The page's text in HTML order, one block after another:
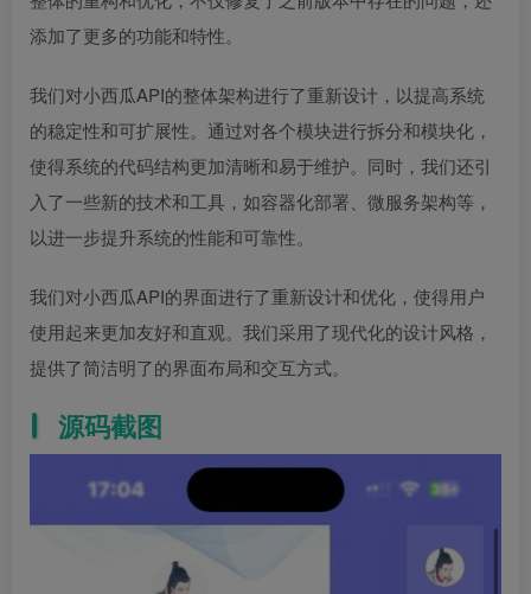
添加了更多的功能和特性。
我们对小西瓜API的整体架构进行了重新设计，以提高系统
的稳定性和可扩展性。通过对各个模块进行拆分和模块化，
使得系统的代码结构更加清晰和易于维护。同时，我们还引
入了一些新的技术和工具，如容器化部署、微服务架构等，
以进一步提升系统的性能和可靠性。
我们对小西瓜API的界面进行了重新设计和优化，使得用户
使用起来更加友好和直观。我们采用了现代化的设计风格，
提供了简洁明了的界面布局和交互方式。
源码截图